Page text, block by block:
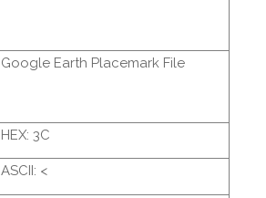
Google Earth Placemark File
HEX: 3C
ASCII: <